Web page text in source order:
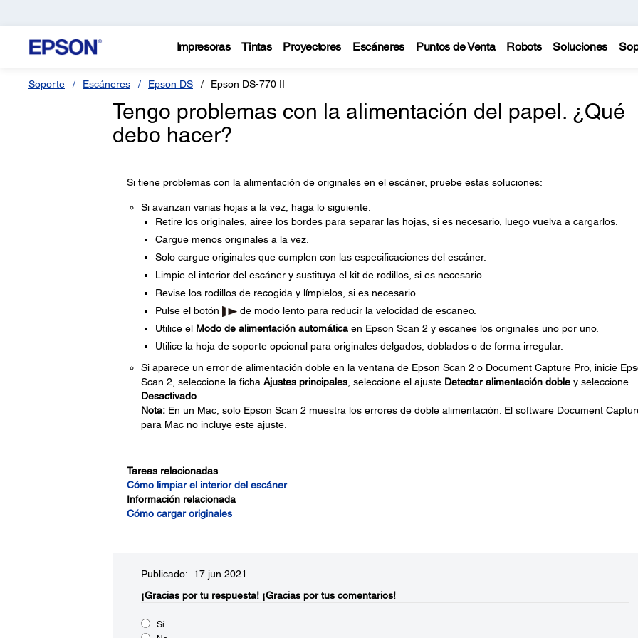
Impresoras Tintas Proyectores Escáneres Puntos de Venta Robots Soluciones
Soporte Escáneres Epson DS Epson DS-770 II
Tengo problemas con la alimentación del papel. ¿Qué
debo hacer?
Si tiene problemas con la alimentación de originales en el escáner, pruebe estas soluciones:
Si avanzan varias hojas a la vez, haga lo siguiente:
Retire los originales, airee los bordes para separar las hojas, si es necesario, luego vuelva a cargarlos.
Cargue menos originales a la vez.
Solo cargue originales que cumplen con las especificaciones del escáner.
Limpie el interior del escáner y sustituya el kit de rodillos, si es necesario.
Revise los rodillos de recogida y límpielos, si es necesario.
Pulse el botón
de modo lento para reducir la velocidad de escaneo.
Utilice el Modo de alimentación automáticaen Epson Scan 2 y escanee los originales uno por uno.
Utilice la hoja de soporte opcional para originales delgados, doblados o de forma irregular.
Si aparece un error de alimentación doble en la ventana de Epson Scan 2 o Document Capture Pro, inicie
Scan 2, seleccione la ficha Ajustes principales, seleccione el ajuste Detectar alimentación dobley seleccione
Desactivado.
Nota:En un Mac, solo Epson Scan 2 muestra los errores de doble alimentación. El software Document
para Mac no incluye este ajuste.
Tareas relacionadas
Cómo limpiar el interior del escáner
Información relacionada
Cómo cargar originales
Publicado: 17 jun 2021
¡Gracias por tu respuesta! ¡Gracias por tus comentarios!
Sí